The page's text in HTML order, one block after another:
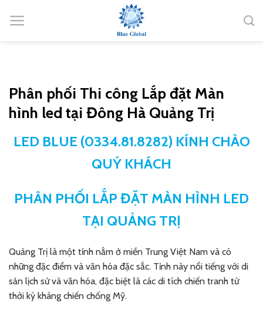
qua
Phân phối Thi công Lắp đặt Màn
hình led tại Đông Hà Quảng Trị
LED BLUE (0334.81.8282) KÍNH CHÀO
QUÝ KHÁCH
PHÂN PHỐI LẮP ĐẶT MÀN HÌNH LED
TẠI QUẢNG TRỊ
Quảng Trị là một tỉnh nằm ở miền Trung Việt Nam và có
những đặc điểm và văn hóa đặc sắc. Tỉnh này nổi tiếng với di
sản lịch sử và văn hóa, đặc biệt là các di tích chiến tranh từ
thời kỳ kháng chiến chống Mỹ.